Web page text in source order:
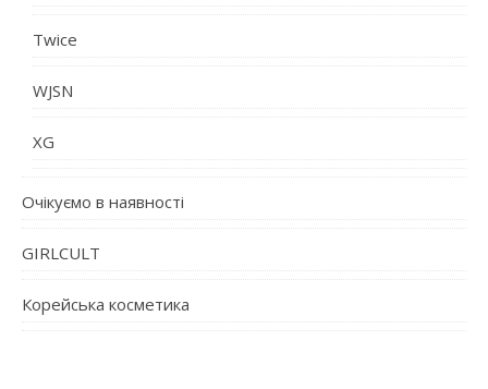
Twice
WJSN
XG
Очікуємо в наявності
GIRLCULT
Корейська косметика